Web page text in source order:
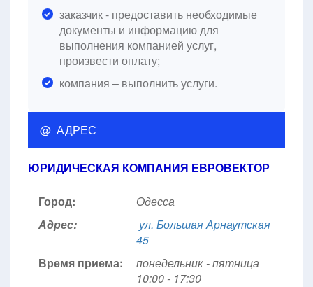
заказчик - предоставить необходимые
документы и информацию для
выполнения компанией услуг,
произвести оплату;
компания – выполнить услуги.
@ АДРЕС
ЮРИДИЧЕСКАЯ КОМПАНИЯ ЕВРОВЕКТОР
Город:
Одесса
Адрес:
ул. Большая Арнаутская
45
Время приема:
понедельник - пятница
10:00 - 17:30